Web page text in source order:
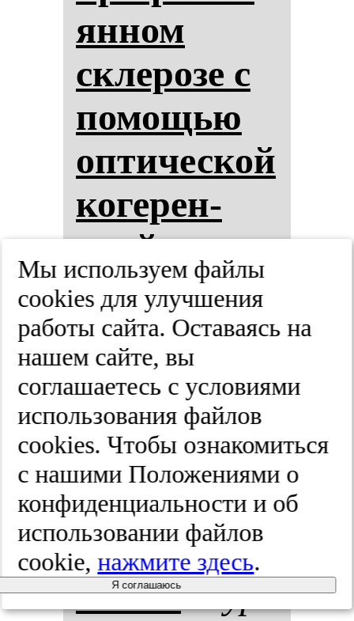
ян­ном
скле­ро­зе с
по­мощью
оп­ти­чес­кой
ко­ге­рен­
тной то­мог­
ра­фии сет­
чат­ки и
маг­нит­но-
ре­зо­нан­
сной мор­
фо­мет­рии
го­лов­но­го
моз­га. Жур­
Мы используем файлы
cооkies для улучшения
работы сайта. Оставаясь на
нашем сайте, вы
соглашаетесь с условиями
использования файлов
cооkies. Чтобы ознакомиться
с нашими Положениями о
конфиденциальности и об
использовании файлов
cookie,нажмите здесь.
Я соглашаюсь